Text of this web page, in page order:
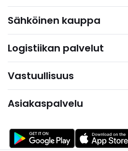
Sähköinen kauppa
Logistiikan palvelut
Vastuullisuus
Asiakaspalvelu